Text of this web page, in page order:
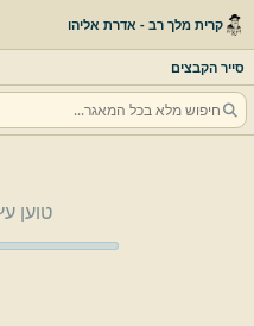
קרית מלך רב - אדרת אליהו
סייר הקבצים
טוען